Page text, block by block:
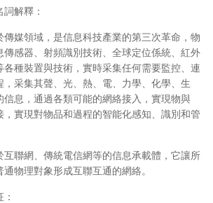
解釋：
傳媒領域，是信息科技產業的第三次革命，物
傳感器、射頻識別技術、全球定位係統、紅外
各種裝置與技術，實時采集任何需要監控、連
，采集其聲、光、熱、電、力學、化學、生
信息，通過各類可能的網絡接入，實現物與
，實現對物品和過程的智能化感知、識別和管
互聯網、傳統電信網等的信息承載體，它讓所
物理對象形成互聯互通的網絡。